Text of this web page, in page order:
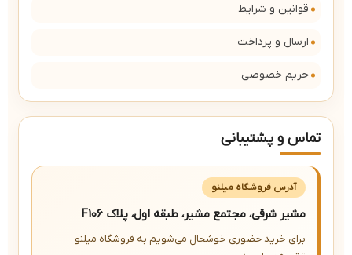
قوانین و شرایط
ارسال و پرداخت
حریم خصوصی
تماس و پشتیبانی
آدرس فروشگاه میلنو
مشیر شرقی، مجتمع مشیر، طبقه اول، پلاک F106
برای خرید حضوری خوشحال می‌شویم به فروشگاه میلنو